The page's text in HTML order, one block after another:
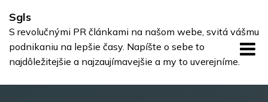
content
Sgls
S revolučnými PR článkami na našom webe, svitá vášmu
podnikaniu na lepšie časy. Napíšte o sebe to
najdôležitejšie a najzaujímavejšie a my to uverejníme.